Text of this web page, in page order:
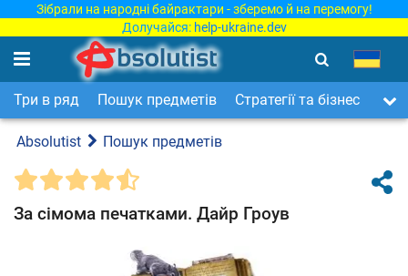
Зібрали на народні байрактари - зберемо й на перемогу!
Долучайся: help-ukraine.dev
Три в ряд Пошук предметів Стратегії та бізнес
Absolutist Пошук предметів
За сімома печатками. Дайр Гроув